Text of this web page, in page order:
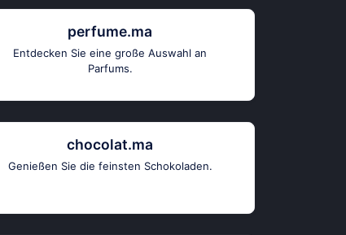
perfume.ma
Entdecken Sie eine große Auswahl an
Parfums.
chocolat.ma
Genießen Sie die feinsten Schokoladen.